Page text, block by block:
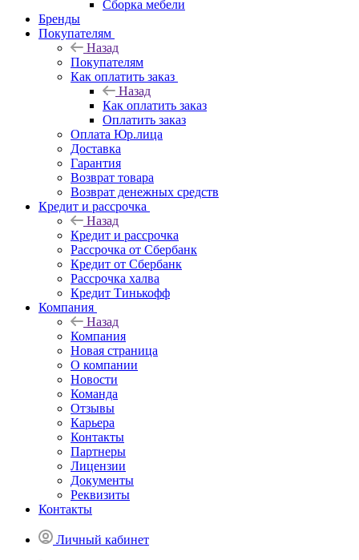
Сборка мебели
Бренды
Покупателям
Назад
Покупателям
Как оплатить заказ
Назад
Как оплатить заказ
Оплатить заказ
Оплата Юр.лица
Доставка
Гарантия
Возврат товара
Возврат денежных средств
Кредит и рассрочка
Назад
Кредит и рассрочка
Рассрочка от Сбербанк
Кредит от Сбербанк
Рассрочка халва
Кредит Тинькофф
Компания
Назад
Компания
Новая страница
О компании
Новости
Команда
Отзывы
Карьера
Контакты
Партнеры
Лицензии
Документы
Реквизиты
Контакты
Личный кабинет